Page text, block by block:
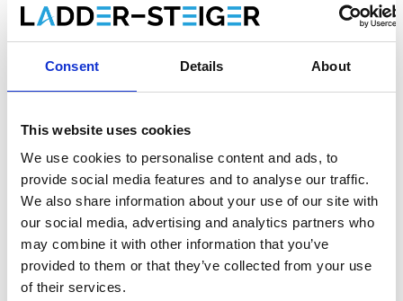
Consent Details About
This website uses cookies
We use cookies to personalise content and ads, to
provide social media features and to analyse our traffic.
We also share information about your use of our site with
our social media, advertising and analytics partners who
may combine it with other information that you’ve
provided to them or that they’ve collected from your use
of their services.
Altrex MiTOWER Plus
échafaudage roulant
hauteur de travail 8 m
€5.122,00 €6.185,00
Afficher le produit
EuroScaffold
échafaudage ONE XL
75x165 hauteur de travail
8,20 m
€3.241,00 €4.021,15